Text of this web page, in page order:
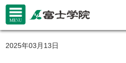
2025年03月13日